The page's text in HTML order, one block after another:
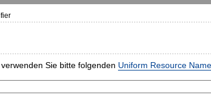
Sie bitte folgenden Uniform Resource